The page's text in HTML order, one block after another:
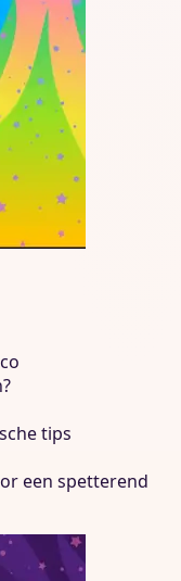
tips
een spetterend